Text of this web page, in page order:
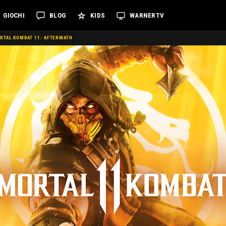
GIOCHI BLOG KIDS WARNERTV
KOMBAT 11: AFTERMATH